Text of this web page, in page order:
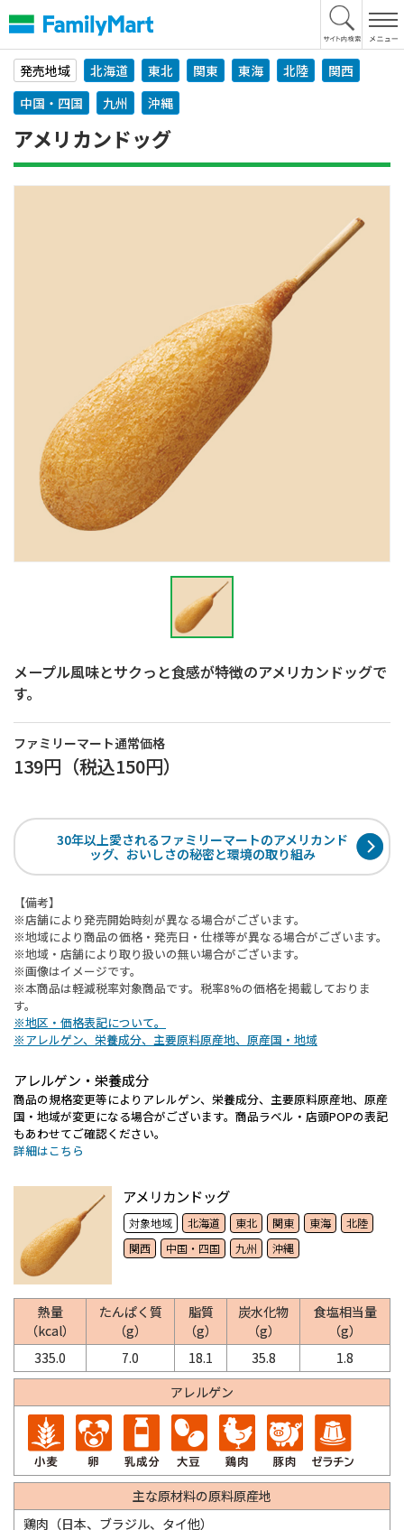
文
へ
発売地域
北海道 東北 関東 東海 北陸
関西
中国・四国
九州 沖縄
アメリカンドッグ
メープル風味とサクっと食感が特徴のアメリカンドッグで
す。
ファミリーマート通常価格
139円 （税込150円）
30年以上愛されるファミリーマートのアメリカンド
ッグ、 おいしさの秘密と環境の取り組み
【備考】
※店舗により発売開始時刻が異なる場合がございます。
※地域により商品の価格・発売日・仕様等が異なる場合がございます。
※地域・店舗により取り扱いの無い場合がございます。
※画像はイメージです。
※本商品は軽減税率対象商品です。税率8%の価格を掲載しておりま
す。
※地区・価格表記について。
※アレルゲン、栄養成分、主要原料原産地、原産国・地域
アレルゲン・栄養成分
商品の規格変更等によりアレルゲン、栄養成分、主要原料原産地、原産
国・地域が変更になる場合がございます。商品ラベル・店頭POPの表記
もあわせてご確認ください。
詳細はこちら
アメリカンドッグ
対象地域 北海道 東北 関東 東海
北陸
関西
中国・四国 九州 沖縄
熱量
（kcal）
たんぱく質
（g）
脂質
（g）
炭水化物
（g）
食塩相当量
（g）
335.0
7.0 18.1 35.8
1.8
アレルゲン
主な原材料の原料原産地
鶏肉（日本、ブラジル、タイ他）